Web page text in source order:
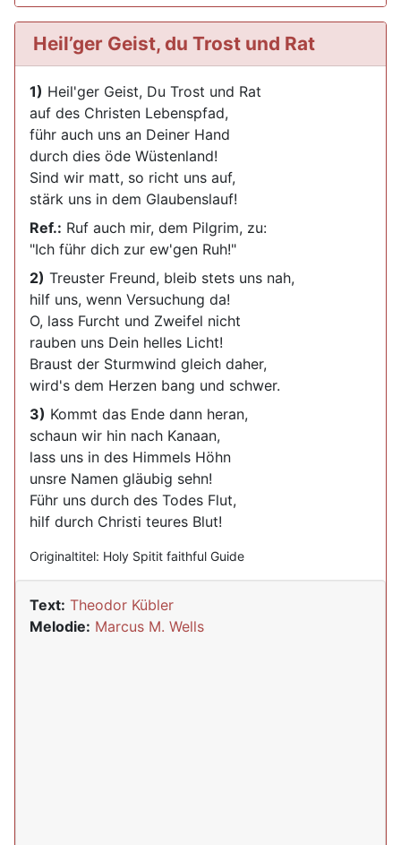
Heil’ger Geist, du Trost und Rat
1) Heil'ger Geist, Du Trost und Rat
auf des Christen Lebenspfad,
führ auch uns an Deiner Hand
durch dies öde Wüstenland!
Sind wir matt, so richt uns auf,
stärk uns in dem Glaubenslauf!
Ref.: Ruf auch mir, dem Pilgrim, zu:
"Ich führ dich zur ew'gen Ruh!"
2) Treuster Freund, bleib stets uns nah,
hilf uns, wenn Versuchung da!
O, lass Furcht und Zweifel nicht
rauben uns Dein helles Licht!
Braust der Sturmwind gleich daher,
wird's dem Herzen bang und schwer.
3) Kommt das Ende dann heran,
schaun wir hin nach Kanaan,
lass uns in des Himmels Höhn
unsre Namen gläubig sehn!
Führ uns durch des Todes Flut,
hilf durch Christi teures Blut!
Originaltitel: Holy Spitit faithful Guide
Text: Theodor Kübler
Melodie: Marcus M. Wells